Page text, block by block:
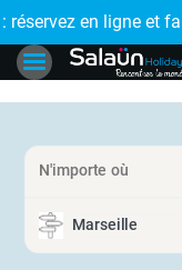
par 🤩